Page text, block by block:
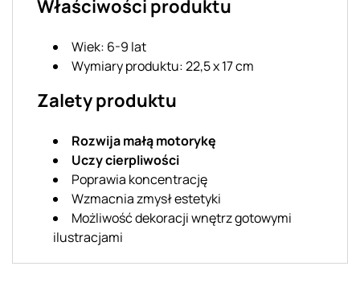
Właściwości produktu
Wiek: 6-9 lat
Wymiary produktu: 22,5 x 17 cm
Zalety produktu
Rozwija małą motorykę
Uczy cierpliwości
Poprawia koncentrację
Wzmacnia zmysł estetyki
Możliwość dekoracji wnętrz gotowymi
ilustracjami